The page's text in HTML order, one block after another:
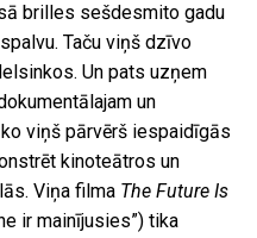
par
meklēt
brilles sešdesmito gadu
Taču viņš dzīvo
Un pats uzņem
un
viņš pārvērš iespaidīgās
kinoteātros un
Viņa filma The Future Is
ir mainījusies”) tika